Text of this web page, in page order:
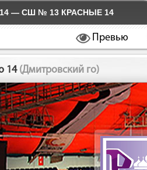
— СШ № 13 КРАСНЫЕ 14
Превью
14 (Дмитровский го)